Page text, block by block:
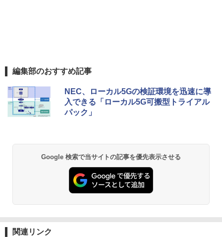
編集部のおすすめ記事
NEC、ローカル5Gの検証環境を迅速に導
入できる「ローカル5G可搬型トライアル
パック」
Google 検索で当サイトの記事を優先表示させる
関連リンク